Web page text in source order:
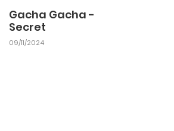
Gacha Gacha -
Secret
09/11/2024